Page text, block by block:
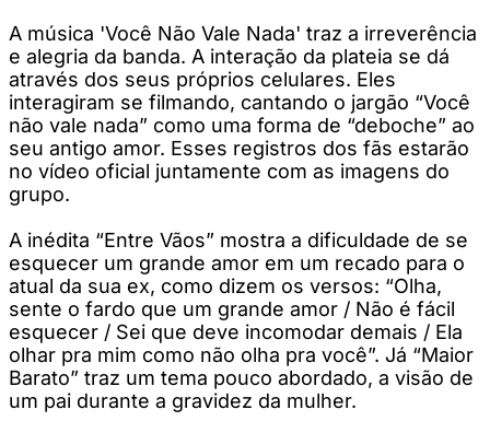
A música 'Você Não Vale Nada' traz a irreverência
e alegria da banda. A interação da plateia se dá
através dos seus próprios celulares. Eles
interagiram se filmando, cantando o jargão “Você
não vale nada” como uma forma de “deboche” ao
seu antigo amor. Esses registros dos fãs estarão
no vídeo oficial juntamente com as imagens do
grupo.
A inédita “Entre Vãos” mostra a dificuldade de se
esquecer um grande amor em um recado para o
atual da sua ex, como dizem os versos: “Olha,
sente o fardo que um grande amor / Não é fácil
esquecer / Sei que deve incomodar demais / Ela
olhar pra mim como não olha pra você”. Já “Maior
Barato” traz um tema pouco abordado, a visão de
um pai durante a gravidez da mulher.